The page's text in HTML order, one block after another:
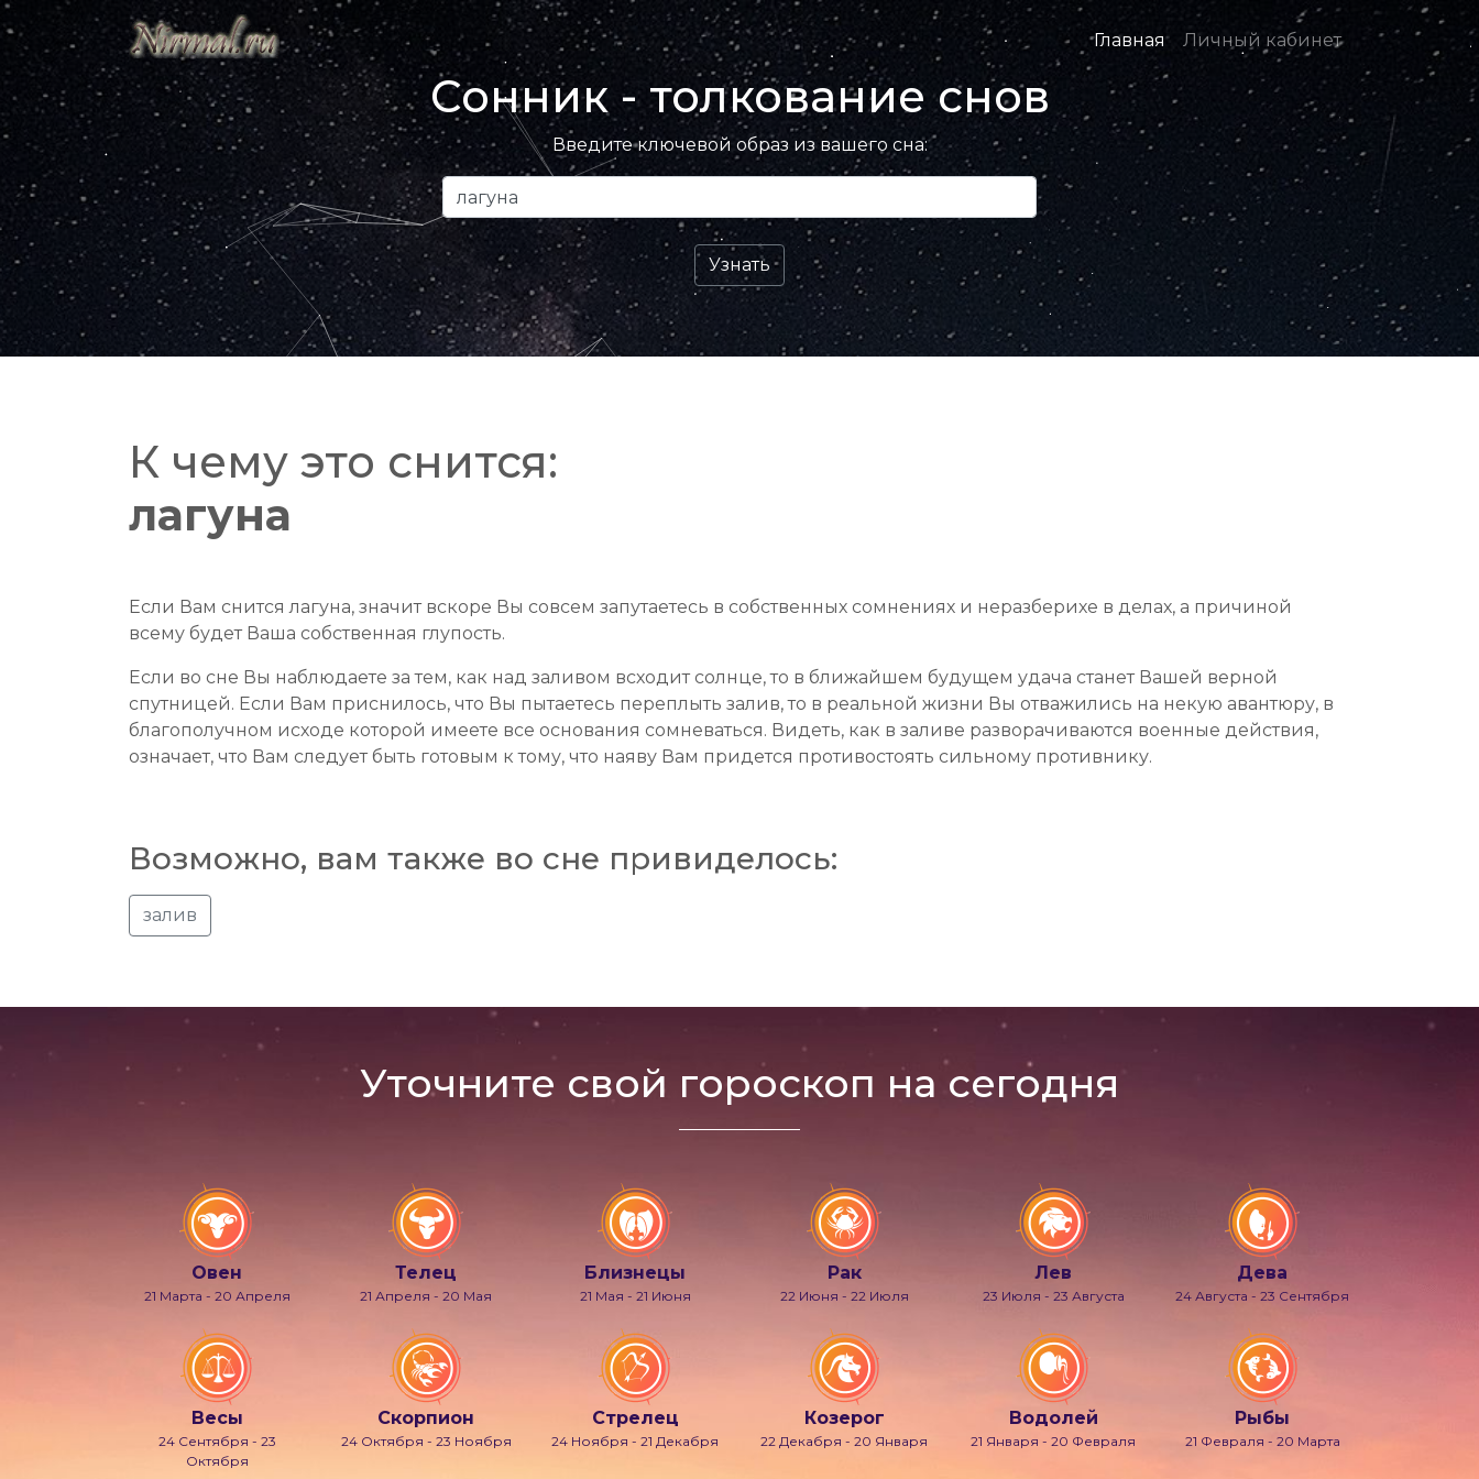
Главная Личный кабинет
Сонник - толкование снов
Введите ключевой образ из вашего сна:
К чему это снится:
лагуна
Если Вам снится лагуна, значит вскоре Вы совсем запутаетесь в собственных сомнениях и неразберихе в делах, а причиной
всему будет Ваша собственная глупость.
Если во сне Вы наблюдаете за тем, как над заливом всходит солнце, то в ближайшем будущем удача станет Вашей верной
спутницей. Если Вам приснилось, что Вы пытаетесь переплыть залив, то в реальной жизни Вы отважились на некую авантюру, в
благополучном исходе которой имеете все основания сомневаться. Видеть, как в заливе разворачиваются военные действия,
означает, что Вам следует быть готовым к тому, что наяву Вам придется противостоять сильному противнику.
Возможно, вам также во сне привиделось:
залив
Уточните свой гороскоп на сегодня
Овен
21 Марта - 20 Апреля
Телец
21 Апреля - 20 Мая
Близнецы
21 Мая - 21 Июня
Рак
22 Июня - 22 Июля
Лев
23 Июля - 23 Августа
Дева
24 Августа - 23 Сентября
Весы
24 Сентября - 23
Октября
Скорпион
24 Октября - 23 Ноября
Стрелец
24 Ноября - 21 Декабря
Козерог
22 Декабря - 20 Января
Водолей
21 Января - 20 Февраля
Рыбы
21 Февраля - 20 Марта